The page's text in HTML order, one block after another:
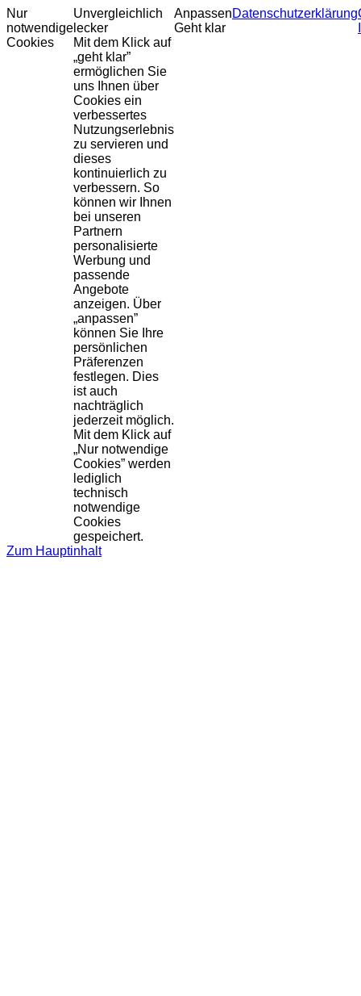
Nur
notwendige
Cookies
Unvergleichlich
lecker
Mit dem Klick auf
„geht klar”
ermöglichen Sie
uns Ihnen über
Cookies ein
verbessertes
Nutzungserlebnis
zu servieren und
dieses
kontinuierlich zu
verbessern. So
können wir Ihnen
bei unseren
Partnern
personalisierte
Werbung und
passende
Angebote
anzeigen. Über
„anpassen”
können Sie Ihre
persönlichen
Präferenzen
festlegen. Dies
ist auch
nachträglich
jederzeit möglich.
Mit dem Klick auf
„Nur notwendige
Cookies” werden
lediglich
technisch
notwendige
Cookies
gespeichert.
Anpassen
Geht klar
Datenschutzerklärung
Zum Hauptinhalt